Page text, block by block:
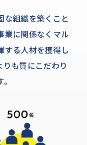
な組織を築くこと
業に関係なくマル
する人材を獲得し
も質にこだわり